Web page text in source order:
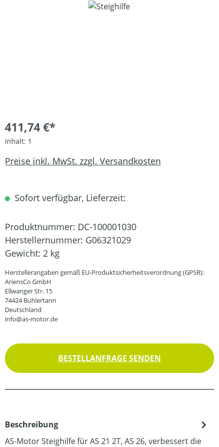
Bildergalerie überspringen
411,74 €*
Inhalt: 1
Preise inkl. MwSt. zzgl. Versandkosten
Sofort verfügbar, Lieferzeit:
Produktnummer: DC-100001030
Herstellernummer: G06321029
Gewicht: 2 kg
Herstellerangaben gemäß EU-Produktsicherheitsverordnung (GPSR):
AriensCo GmbH
Ellwanger Str. 15
74424 Bühlertann
Deutschland
info@as-motor.de
BESTELLANFRAGE SENDEN
Beschreibung
AS-Motor Steighilfe für AS 21 2T, AS 26, verbessert die